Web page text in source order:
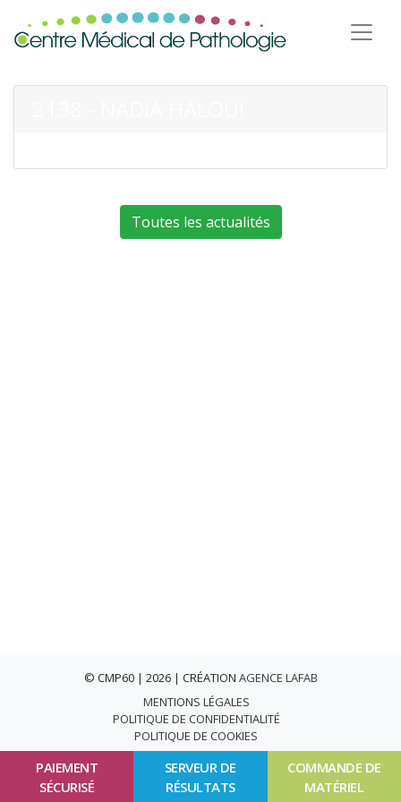
PAIEMENT
SÉCURISÉ
SERVEUR DE
RÉSULTATS
COMMANDE DE
MATÉRIEL
Toutes les actualités
© CMP60 | 2026 | CRÉATION AGENCE LAFAB
MENTIONS LÉGALES
POLITIQUE DE CONFIDENTIALITÉ
POLITIQUE DE COOKIES